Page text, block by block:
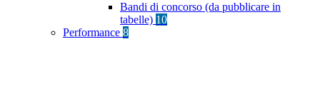
Bandi di concorso (da pubblicare in
tabelle) 10
Performance 8